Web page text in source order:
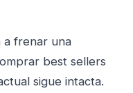
a frenar una
best sellers
sigue intacta.